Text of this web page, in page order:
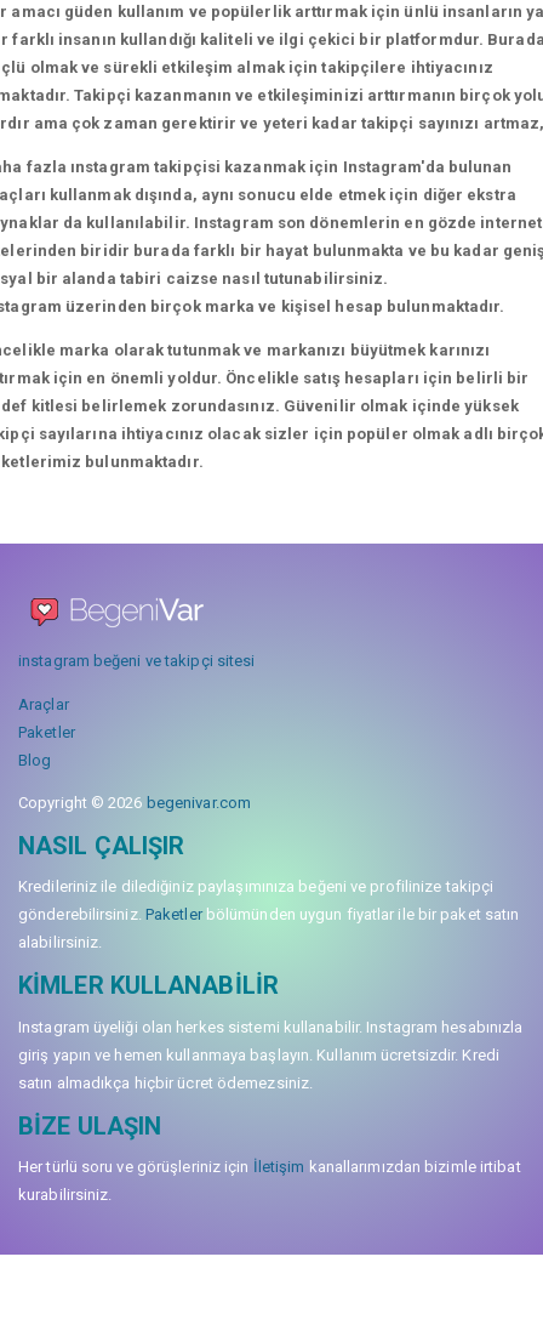
amacı güden kullanım ve popülerlik arttırmak için ünlü insanların
farklı insanın kullandığı kaliteli ve ilgi çekici bir platformdur.
olmak ve sürekli etkileşim almak için takipçilere ihtiyacınız
Takipçi kazanmanın ve etkileşiminizi arttırmanın birçok
ama çok zaman gerektirir ve yeteri kadar takipçi sayınızı
fazla ınstagram takipçisi kazanmak için Instagram'da bulunan
kullanmak dışında, aynı sonucu elde etmek için diğer ekstra
da kullanılabilir. Instagram son dönemlerin en gözde internet
biridir burada farklı bir hayat bulunmakta ve bu kadar
bir alanda tabiri caizse nasıl tutunabilirsiniz.
üzerinden birçok marka ve kişisel hesap bulunmaktadır.
marka olarak tutunmak ve markanızı büyütmek karınızı
için en önemli yoldur. Öncelikle satış hesapları için belirli bir
kitlesi belirlemek zorundasınız. Güvenilir olmak içinde yüksek
sayılarına ihtiyacınız olacak sizler için popüler olmak adlı
bulunmaktadır.
instagram beğeni ve takipçi sitesi
Araçlar
Paketler
Blog
Copyright © 2026 begenivar.com
NASIL ÇALIŞIR
Kredileriniz ile dilediğiniz paylaşımınıza beğeni ve profilinize takipçi
gönderebilirsiniz. Paketlerbölümünden uygun fiyatlar ile bir paket satın
alabilirsiniz.
KIMLER KULLANABILIR
Instagram üyeliği olan herkes sistemi kullanabilir. Instagram hesabınızla
giriş yapın ve hemen kullanmaya başlayın. Kullanım ücretsizdir. Kredi
satın almadıkça hiçbir ücret ödemezsiniz.
BIZE ULAŞIN
Her türlü soru ve görüşleriniz için İletişim kanallarımızdan bizimle irtibat
kurabilirsiniz.